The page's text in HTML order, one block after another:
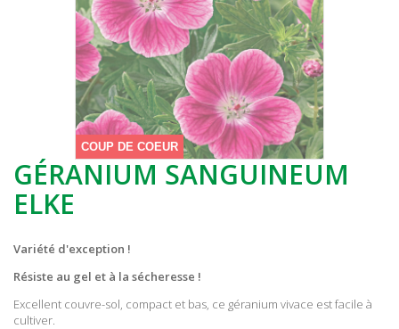
COUP DE COEUR
GÉRANIUM SANGUINEUM
ELKE
Variété d'exception !
Résiste au gel et à la sécheresse !
Excellent couvre-sol, compact et bas, ce géranium vivace est facile à
cultiver.